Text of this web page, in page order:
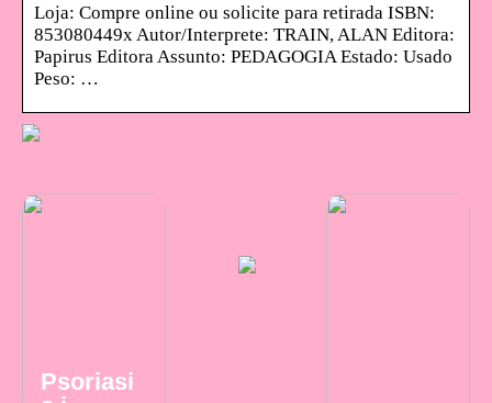
Loja: Compre online ou solicite para retirada ISBN:
853080449x Autor/Interprete: TRAIN, ALAN Editora:
Papirus Editora Assunto: PEDAGOGIA Estado: Usado
Peso: …
Psoriasi